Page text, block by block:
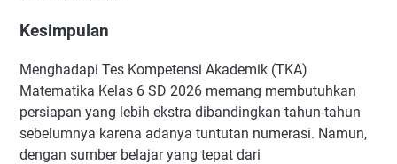
Kesimpulan
Menghadapi Tes Kompetensi Akademik (TKA)
Matematika Kelas 6 SD 2026 memang membutuhkan
persiapan yang lebih ekstra dibandingkan tahun-tahun
sebelumnya karena adanya tuntutan numerasi. Namun,
dengan sumber belajar yang tepat dari